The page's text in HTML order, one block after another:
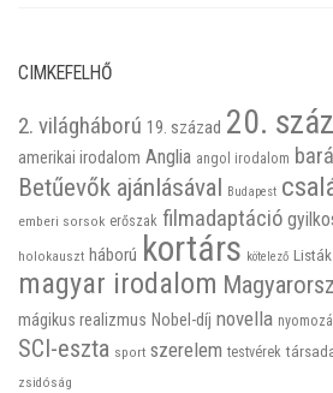
CIMKEFELHŐ
2. világháború 19. század 20.
amerikai irodalom Anglia angol irodalom
Betűevők ajánlásával Budapest
emberi sorsok erőszak filmadaptáció
holokauszt háború kortárs kötelező Listák
magyar irodalom
mágikus realizmus Nobel-díj novella
SCI-eszta sport szerelem testvérek
zsidóság